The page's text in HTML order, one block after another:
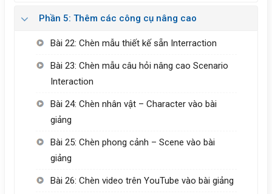
Phần 5: Thêm các công cụ nâng cao
Bài 22: Chèn mẫu thiết kế sẵn Interraction
Bài 23: Chèn mẫu câu hỏi nâng cao Scenario
Interaction
Bài 24: Chèn nhân vật – Character vào bài
giảng
Bài 25: Chèn phong cảnh – Scene vào bài
giảng
Bài 26: Chèn video trên YouTube vào bài giảng